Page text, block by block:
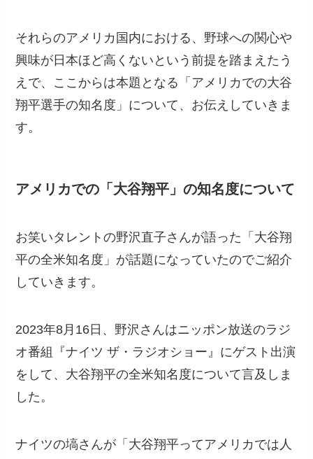
それらのアメリカ国内における、野球への関心や
興味が日本ほど高くないという前提を踏まえたう
えで、ここからは本題となる「アメリカでの大谷
翔平選手の知名度」について、お伝えしていきま
す。
アメリカでの「大谷翔平」の知名度について
お笑いタレントの野沢直子さんが語った「大谷翔
平の全米知名度」が話題になっていたのでご紹介
していきます。
2023年8月16日、野沢さんはニッポン放送のラジ
オ番組『ナイツ ザ・ラジオショー』にゲスト出演
をして、大谷翔平の全米知名度について言及しま
した。
ナイツの塙さんが「大谷翔平ってアメリカでは人